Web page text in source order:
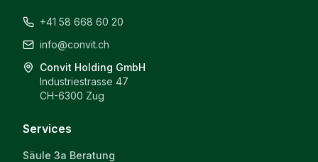
+41 58 668 60 20
info@convit.ch
Convit Holding GmbH
Industriestrasse 47
CH-6300 Zug
Services
Säule 3a Beratung